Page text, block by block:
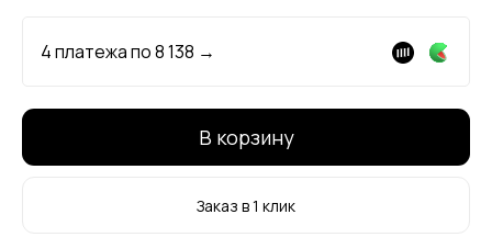
4 платежа по8 138 →
В корзину
Заказ в 1 клик